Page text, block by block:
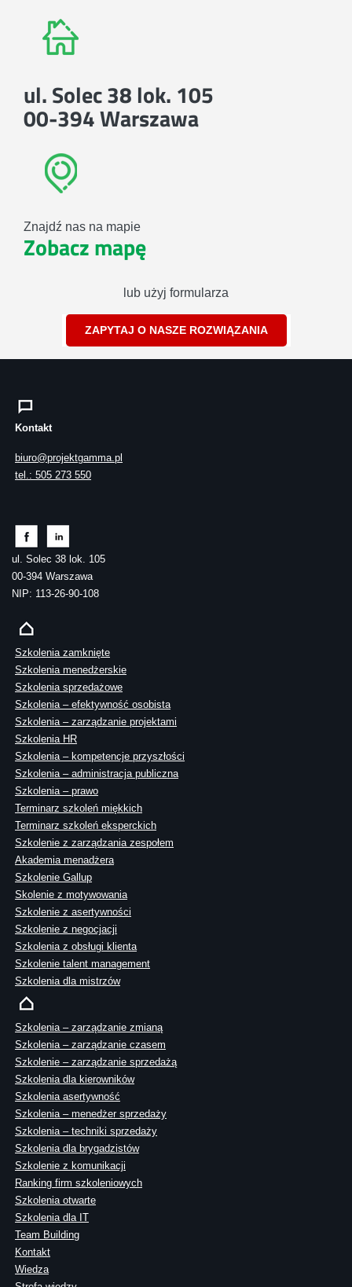
ul. Solec 38 lok. 105
00-394 Warszawa
Znajdź nas na mapie
Zobacz mapę
lub użyj formularza
ZAPYTAJ O NASZE ROZWIĄZANIA
Kontakt
biuro@projektgamma.pl
tel.: 505 273 550
ul. Solec 38 lok. 105
00-394 Warszawa
NIP: 113-26-90-108
Szkolenia zamknięte
Szkolenia menedżerskie
Szkolenia sprzedażowe
Szkolenia – efektywność osobista
Szkolenia – zarządzanie projektami
Szkolenia HR
Szkolenia – kompetencje przyszłości
Szkolenia – administracja publiczna
Szkolenia – prawo
Terminarz szkoleń miękkich
Terminarz szkoleń eksperckich
Szkolenie z zarządzania zespołem
Akademia menadżera
Szkolenie Gallup
Skolenie z motywowania
Szkolenie z asertywności
Szkolenie z negocjacji
Szkolenia z obsługi klienta
Szkolenie talent management
Szkolenia dla mistrzów
Szkolenia – zarządzanie zmianą
Szkolenia – zarządzanie czasem
Szkolenie – zarządzanie sprzedażą
Szkolenia dla kierowników
Szkolenia asertywność
Szkolenia – menedżer sprzedaży
Szkolenia – techniki sprzedaży
Szkolenia dla brygadzistów
Szkolenie z komunikacji
Ranking firm szkoleniowych
Szkolenia otwarte
Szkolenia dla IT
Team Building
Kontakt
Wiedza